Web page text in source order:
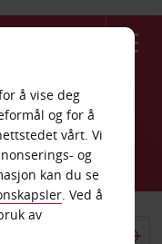
å vise deg
og for å
vårt. Vi
og
kan du se
. Ved å
av